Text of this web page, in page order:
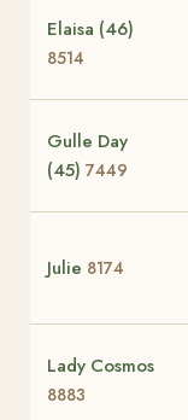
Elaisa (46)
8514
Gulle Day
(45) 7449
Julie 8174
Lady Cosmos
8883